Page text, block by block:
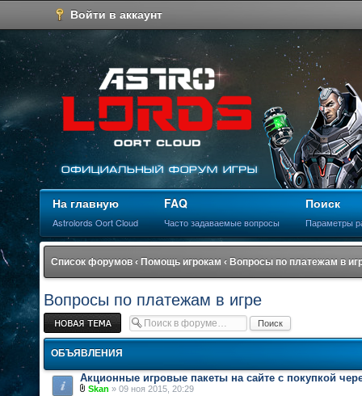
Войти в аккаунт
На главную
Astrolords Oort Cloud
FAQ
Часто задаваемые вопросы
Поиск
Параметры
Список форумов ‹ Помощь игрокам ‹ Вопросы по платежам в
Вопросы по платежам в игре
Новая тема
ОБЪЯВЛЕНИЯ
Акционные игровые пакеты на сайте с покупкой
Skan » 09 ноя 2015, 20:29